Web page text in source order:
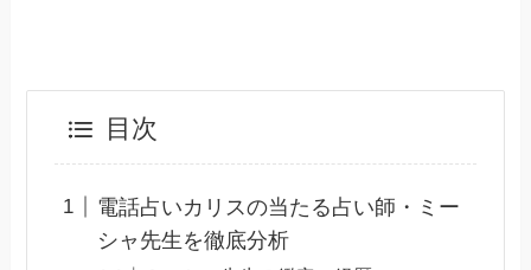
目次
電話占いカリスの当たる占い師・ミー
シャ先生を徹底分析